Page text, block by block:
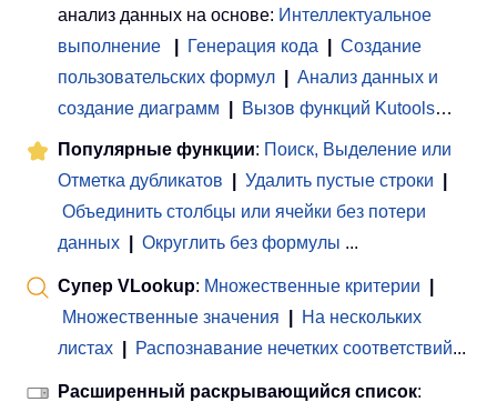
анализ данных на основе: Интеллектуальное
выполнение
Генерация кода
Создание
пользовательских формул
Анализ данных и
создание диаграмм
Вызов функций Kutools…
Популярные функции: Поиск, Выделение или
Отметка дубликатов
Удалить пустые строки
Объединить столбцы или ячейки без потери
данных
Округлить без формулы ...
Супер VLookup: Множественные критерии
Множественные значения
На нескольких
листах
Распознавание нечетких соответствий...
Расширенный раскрывающийся список: